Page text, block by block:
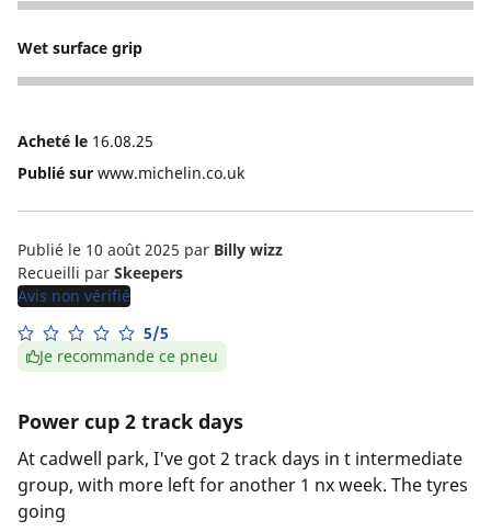
5
Wet surface grip
5
Acheté le 16.08.25
Publié sur www.michelin.co.uk
Publié le 10 août 2025 par Billy wizz
Recueilli par Skeepers
Avis non vérifié
5/5
Je recommande ce pneu
Power cup 2 track days
At cadwell park, I've got 2 track days in t intermediate
group, with more left for another 1 nx week. The tyres
going